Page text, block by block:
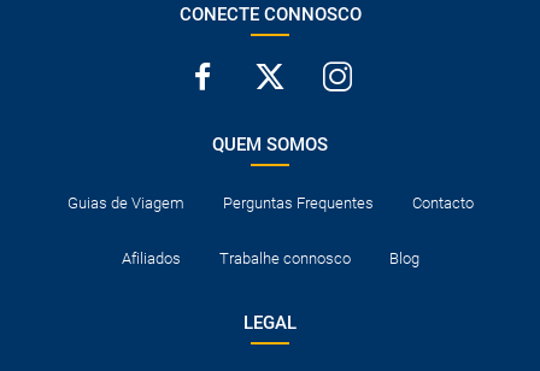
CONECTE CONNOSCO
QUEM SOMOS
Guias de Viagem Perguntas Frequentes Contacto
Afiliados Trabalhe connosco Blog
LEGAL